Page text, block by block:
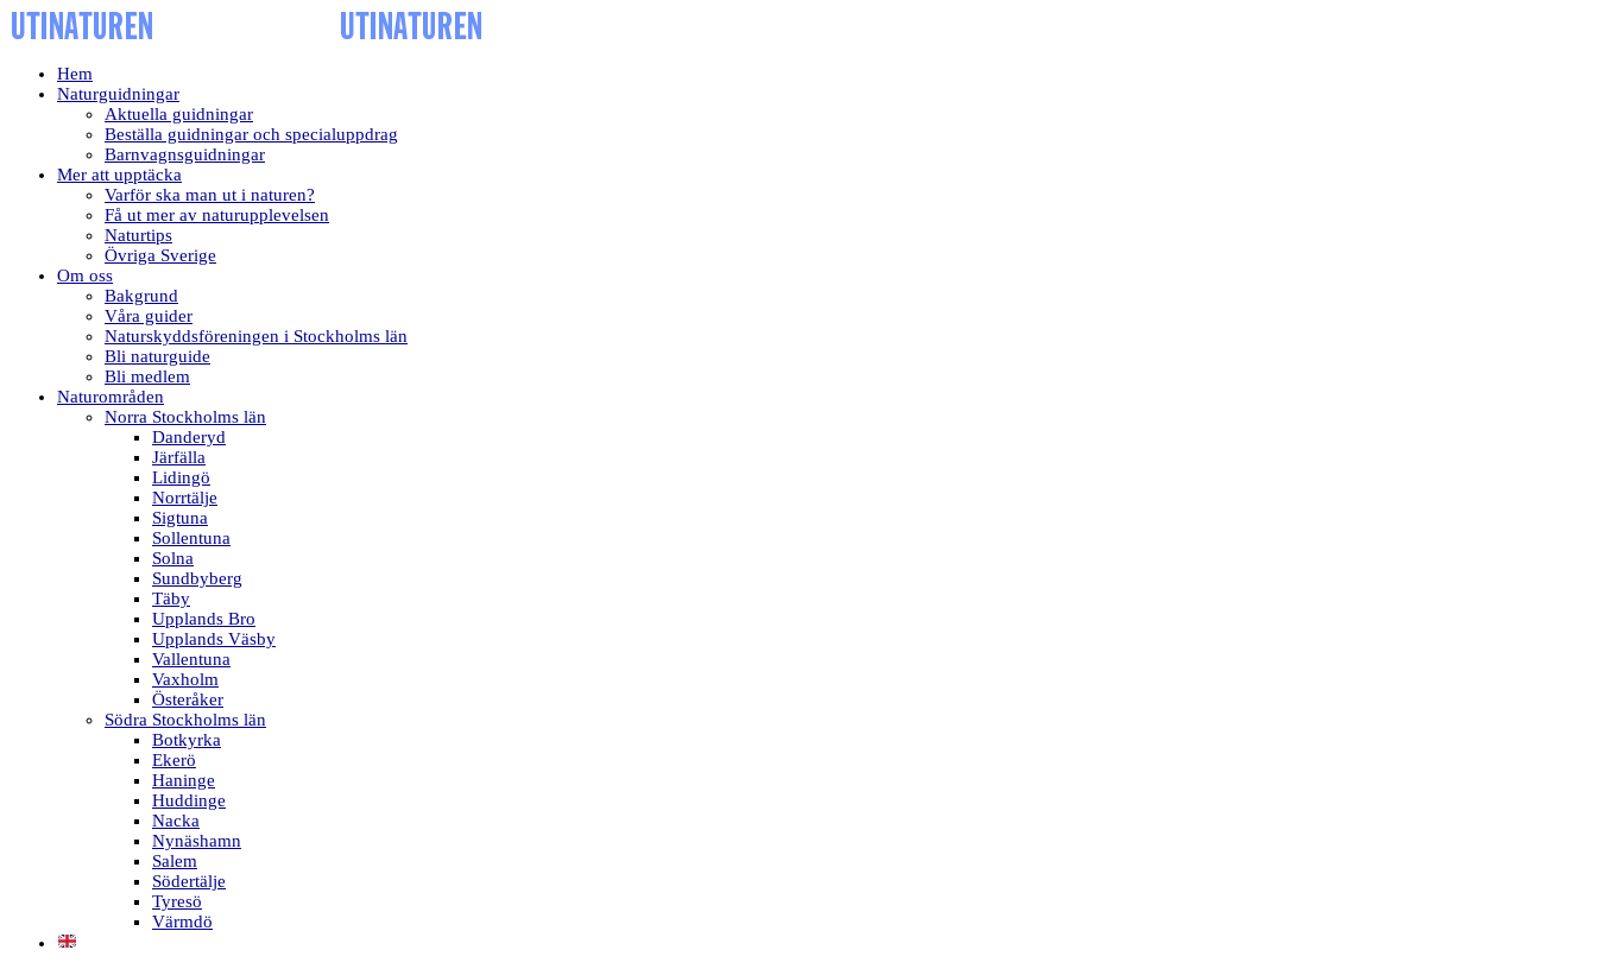
Hem
Naturguidningar
Aktuella guidningar
Beställa guidningar och specialuppdrag
Barnvagnsguidningar
Mer att upptäcka
Varför ska man ut i naturen?
Få ut mer av naturupplevelsen
Naturtips
Övriga Sverige
Om oss
Bakgrund
Våra guider
Naturskyddsföreningen i Stockholms län
Bli naturguide
Bli medlem
Naturområden
Norra Stockholms län
Danderyd
Järfälla
Lidingö
Norrtälje
Sigtuna
Sollentuna
Solna
Sundbyberg
Täby
Upplands Bro
Upplands Väsby
Vallentuna
Vaxholm
Österåker
Södra Stockholms län
Botkyrka
Ekerö
Haninge
Huddinge
Nacka
Nynäshamn
Salem
Södertälje
Tyresö
Värmdö